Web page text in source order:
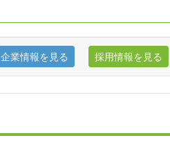
企業情報を見る 採用情報を見る